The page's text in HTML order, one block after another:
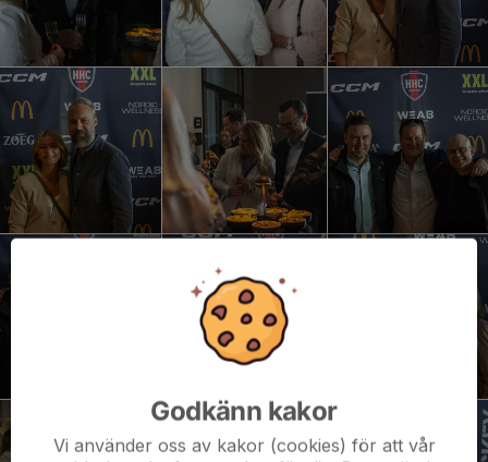
Godkänn kakor
Vi använder oss av kakor (cookies) för att vår